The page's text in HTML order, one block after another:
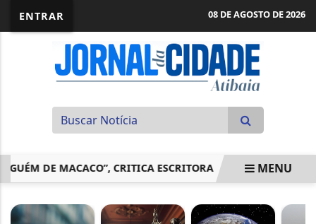
ENTRAR 08 DE AGOSTO DE 2026
DE MACACO”, CRITICA ESCRITORA LIDERANÇAS
MENU